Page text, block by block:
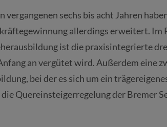
vergangenen sechs bis acht Jahren
allerdings erweitert. Im
ist die praxisintegrierte
an vergütet wird. Außerdem eine
bei der es sich um ein
die Quereinsteigerregelung der Bremer